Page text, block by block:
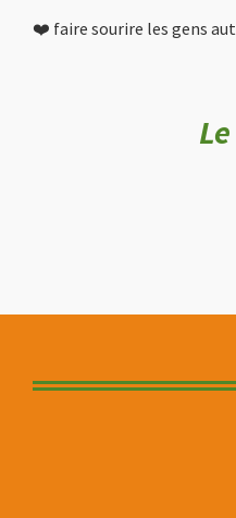
❤️ faire sourire les gens